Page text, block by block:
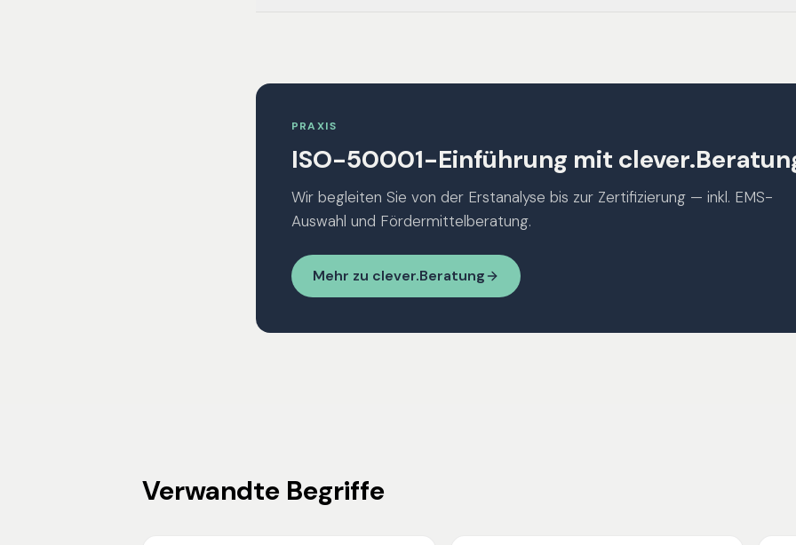
PRAXIS
ISO-50001-Einführung mit
Wir begleiten Sie von der Erstanalyse bis zur Zertifizierung — inkl. EMS-
Auswahl und Fördermittelberatung.
Mehr zu clever.Beratung
Verwandte Begriffe